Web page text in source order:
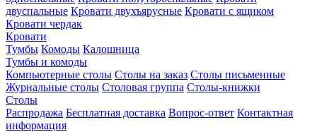
двуспальные Кровати двухъярусные Кровати с ящиком
Кровати чердак
Кровати
Тумбы Комоды Калошница
Тумбы и комоды
Компьютерные столы Столы на заказ Столы письменные
Журнальные столы Столовая группа Столы-книжки
Столы
Распродажа Бесплатная доставка Вопрос-ответ Контактная
информация